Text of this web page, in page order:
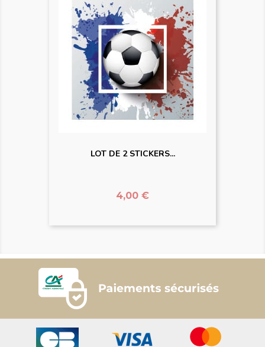
LOT DE 2 STICKERS...
Prix
4,00 €